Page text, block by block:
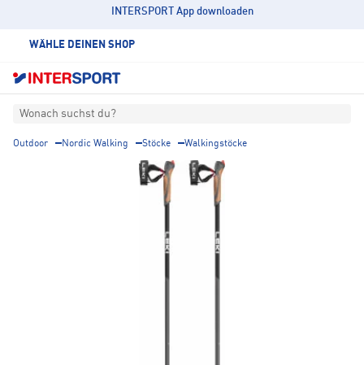
INTERSPORT App downloaden
WÄHLE DEINEN SHOP
Wonach suchst du?
Outdoor Nordic Walking Stöcke Walkingstöcke